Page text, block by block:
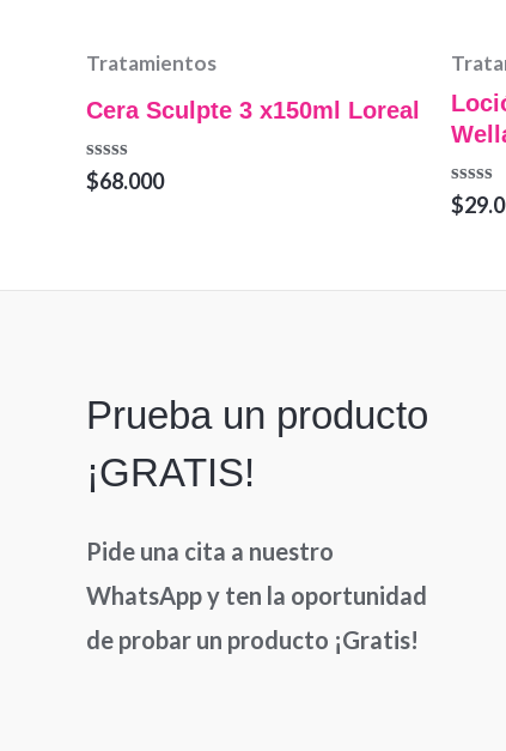
Tratamientos
Cera Sculpte 3 x150ml Loreal
Valorado
en
$68.000
en
$
Prueba un producto
¡GRATIS!
Pide una cita a nuestro
WhatsApp y ten la oportunidad
de probar un producto ¡Gratis!